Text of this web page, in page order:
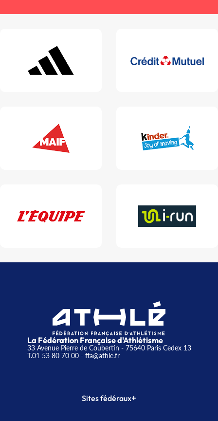
La Fédération Française d'Athlétisme
33 Avenue Pierre de Coubertin - 75640 Paris Cedex 13
T.01 53 80 70 00- ffa@athle.fr
Sites fédéraux+